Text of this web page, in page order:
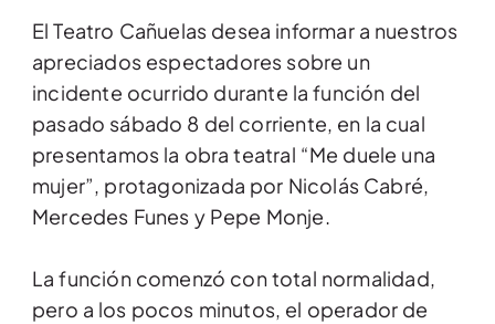
El Teatro Cañuelas desea informar a nuestros
apreciados espectadores sobre un
incidente ocurrido durante la función del
pasado sábado 8 del corriente, en la cual
presentamos la obra teatral “Me duele una
mujer”, protagonizada por Nicolás Cabré,
Mercedes Funes y Pepe Monje.
La función comenzó con total normalidad,
pero a los pocos minutos, el operador de